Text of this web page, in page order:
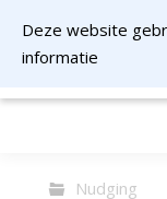
Nudging
Deze website
informatie